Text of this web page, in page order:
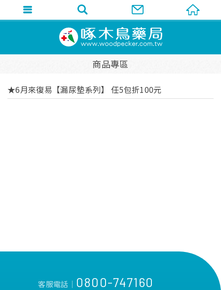
商品專區
★6月來復易【漏尿墊系列】 任5包折100元
客服電話│ 0800-747160